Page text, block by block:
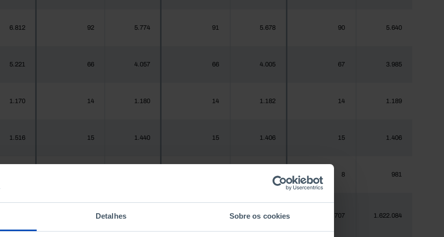
Detalhes Sobre os cookies
6.812 92 5.774 91 5.678 90 5.640
5.221 66 4.057 66 4.005 67 3.985
1.170 14 1.180 14 1.182 14 1.189
1.516 15 1.440 15 1.406 15 1.406
970 8 981
1.575.679 1.620.555 20.707 1.622.084